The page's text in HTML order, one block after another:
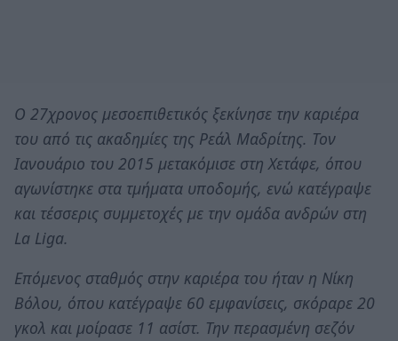
Ο 27χρονος μεσοεπιθετικός ξεκίνησε την καριέρα
του από τις ακαδημίες της Ρεάλ Μαδρίτης. Τον
Ιανουάριο του 2015 μετακόμισε στη Χετάφε, όπου
αγωνίστηκε στα τμήματα υποδομής, ενώ κατέγραψε
και τέσσερις συμμετοχές με την ομάδα ανδρών στη
La Liga.
Επόμενος σταθμός στην καριέρα του ήταν η Νίκη
Βόλου, όπου κατέγραψε 60 εμφανίσεις, σκόραρε 20
γκολ και μοίρασε 11 ασίστ. Την περασμένη σεζόν